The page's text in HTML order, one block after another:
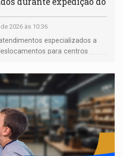
2026 às 10:36
especializados a
para centros